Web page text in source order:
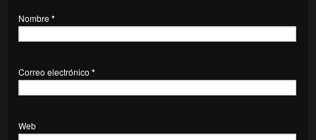
Nombre *
Correo electrónico *
Web